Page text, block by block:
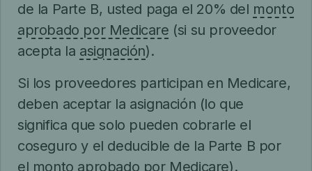
de la Parte B, usted paga el 20% del monto
aprobado por Medicare (si su proveedor
acepta la asignación).
Si los proveedores participan en Medicare,
deben aceptar la asignación (lo que
significa que solo pueden cobrarle el
coseguro y el deducible de la Parte B por
el monto aprobado por Medicare).